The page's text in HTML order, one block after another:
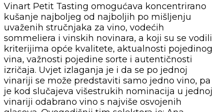
Vinart Petit Tasting omogućava koncentrirano
kušanje najboljeg od najboljih po mišljenju
uvaženih stručnjaka za vino, vodećih
sommeliera i vinskih novinara, a koji su se vodili
kriterijima opće kvalitete, aktualnosti pojedinog
vina, važnosti pojedine sorte i autentičnosti
izričaja. Uvjet izlaganja je i da se po jednoj
vinariji se može predstaviti samo jedno vino, pa
je kod slučajeva višestrukih nominacija u jednoj
vinariji odabrano vino s najviše osvojenih